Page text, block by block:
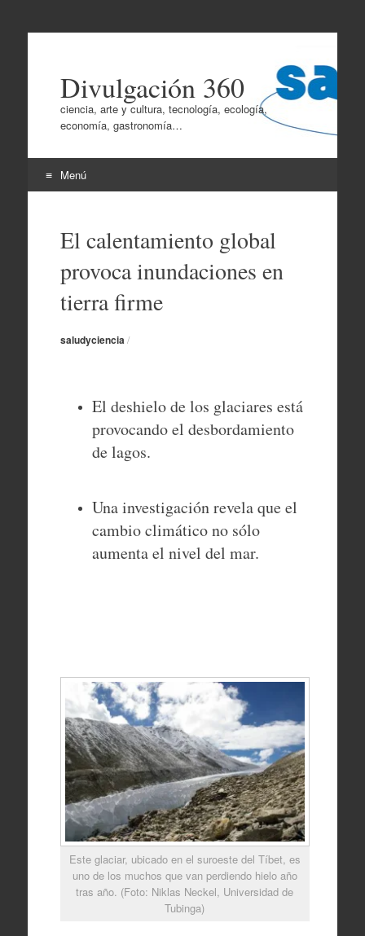
Divulgación 360
ciencia, arte y cultura, tecnología, ecología,
economía, gastronomía…
Menú
contenidoEl calentamiento global
provoca inundaciones en
tierra firme
saludyciencia /
El deshielo de los glaciares está
provocando el desbordamiento
de lagos.
Una investigación revela que el
cambio climático no sólo
aumenta el nivel del mar.
Este glaciar, ubicado en el suroeste del Tíbet, es
uno de los muchos que van perdiendo hielo año
tras año. (Foto: Niklas Neckel, Universidad de
Tubinga)